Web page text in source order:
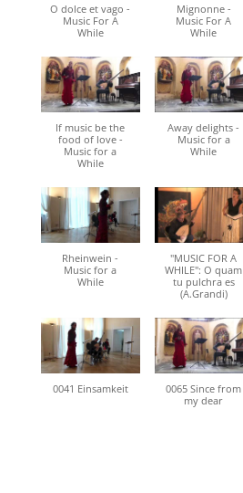
O dolce et vago -
Music For A
While
Mignonne -
Music For A
While
If music be the
food of love -
Music for a
While
Away delights -
Music for a
While
Rheinwein -
Music for a
While
"MUSIC FOR A
WHILE": O quam
tu pulchra es
(A.Grandi)
0041 Einsamkeit
0065 Since from
my dear